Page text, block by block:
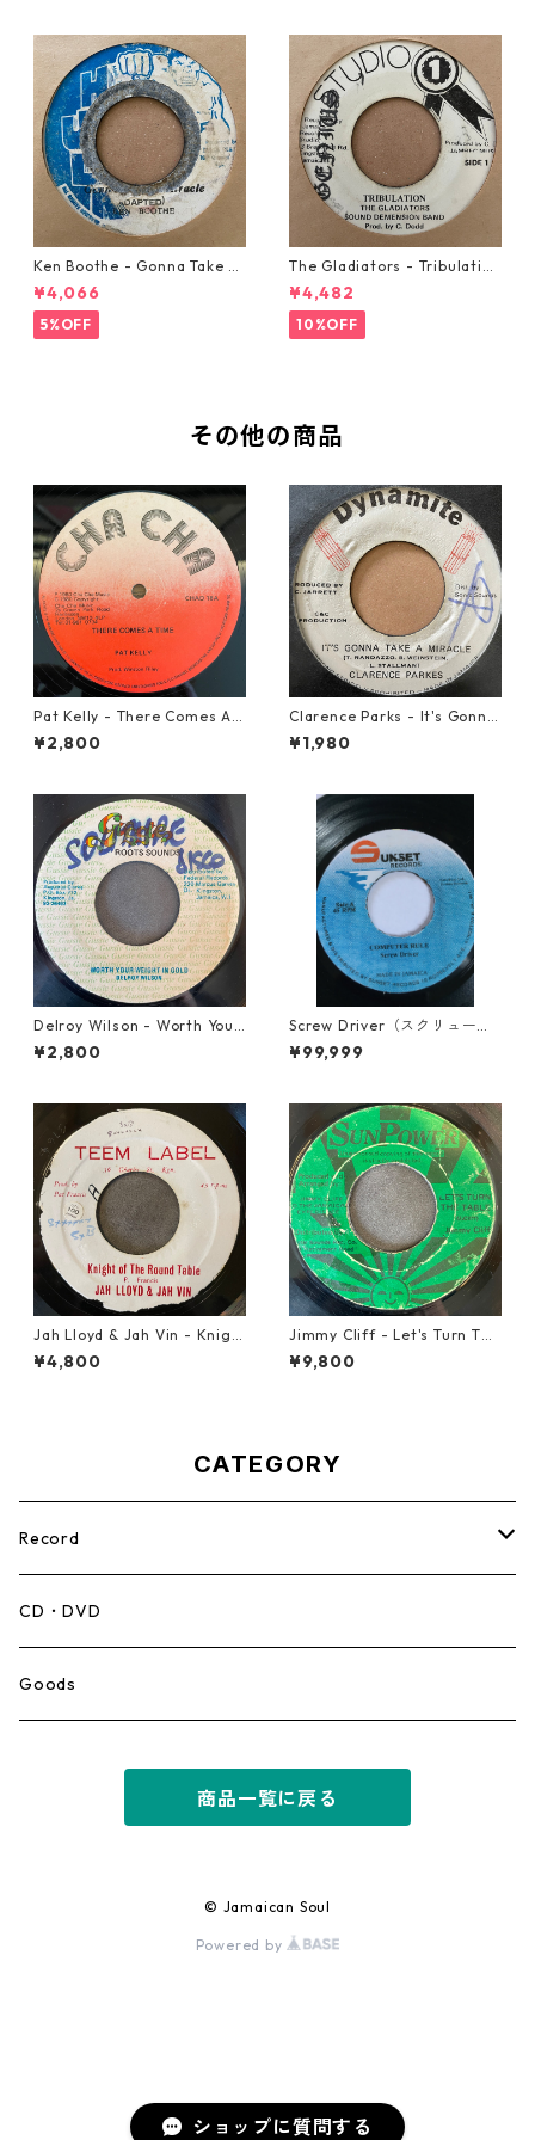
ショップに質問する
Ken Boothe - Gonna Take A
Miracle【7-21362】
¥4,066
5%OFF
The Gladiators - Tribulation
【7-21365】
¥4,482
10%OFF
その他の商品
Pat Kelly - There Comes A T
ime【12-50057】
¥2,800
Clarence Parks - It's Gonna
Take A Miracle【7-21096】
¥1,980
Delroy Wilson - Worth Your
Weight In Gold【7-21965】
¥2,800
Screw Driver（スクリュード
ライバー） - Computer Rule
【7'】
¥99,999
Jah Lloyd & Jah Vin - Knigh
t Of The Round Table【7-21
908】
¥4,800
Jimmy Cliff - Let's Turn The
Table【7-21999】
¥9,800
CATEGORY
Record
Mento,Calypso,Ballad
Ska
Early Dancehall
CD・DVD
Goods
商品一覧に戻る
© Jamaican Soul
Powered by